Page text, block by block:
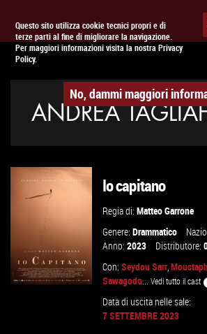
Questo sito utilizza cookie tecnici propri e di
terze parti al fine di migliorare la navigazione.
Per maggiori informazioni visita la nostra Privacy
Policy.
No, dammi maggiori
APPUNTAMENTO AL CINEMA
ANDREA
Io capitano
Regia di:Matteo Garrone
Genere:Drammatico
Anno:2023 Distributore:
Con:Seydou Sarr,
Sawagodo...Vedi tutto il cast
Data di uscita nelle sale:
7 SETTEMBRE 2023